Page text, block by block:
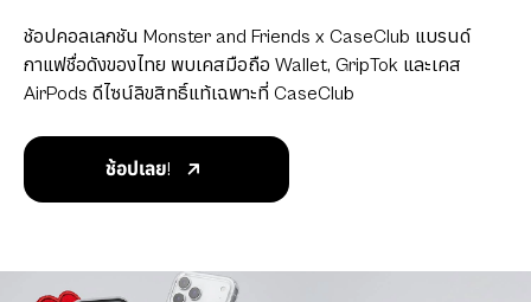
ช้อปคอลเลกชัน Monster and Friends x CaseClub แบรนด์
กาแฟชื่อดังของไทย พบเคสมือถือ Wallet, GripTok และเคส
AirPods ดีไซน์ลิขสิทธิ์แท้เฉพาะที่ CaseClub
ช้อปเลย!